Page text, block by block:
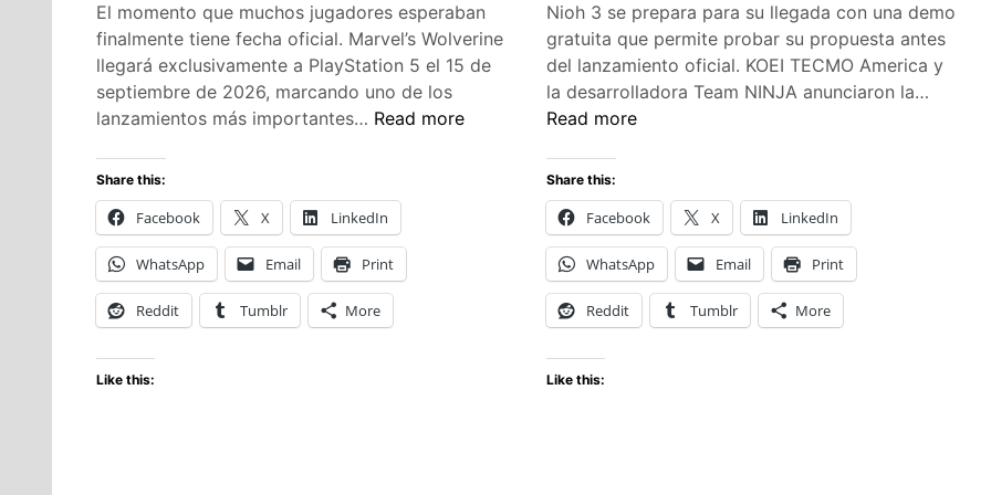
El momento que muchos jugadores esperaban
finalmente tiene fecha oficial. Marvel’s Wolverine
llegará exclusivamente a PlayStation 5 el 15 de
septiembre de 2026, marcando uno de los
lanzamientos más importantes… Marvel’s
el
15
de
septiembre
de
2026
Read more
Share this:
Facebook X LinkedIn
WhatsApp Email Print
Reddit Tumblr More
Like this:
Nioh 3 se prepara para su llegada con una demo
gratuita que permite probar su propuesta antes
del lanzamiento oficial. KOEI TECMO America y
la desarrolladora Team NINJA anunciaron la…
Read more
Share this:
Facebook X LinkedIn
WhatsApp Email Print
Reddit Tumblr More
Like this: